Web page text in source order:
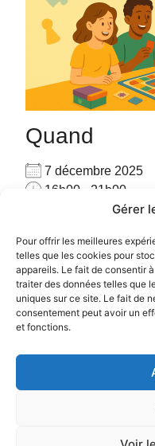
Gérer
Pour offrir les meilleures
telles que les cookies pour
appareils. Le fait de consentir
traiter des données telles que
uniques sur ce site. Le fait de
consentement peut avoir un
et fonctions.
Quand
7 décembre 2025
16h00 - 21h00
Ajouter au
Télécharger ICS
les autres joueurs sur
#PARTAGE